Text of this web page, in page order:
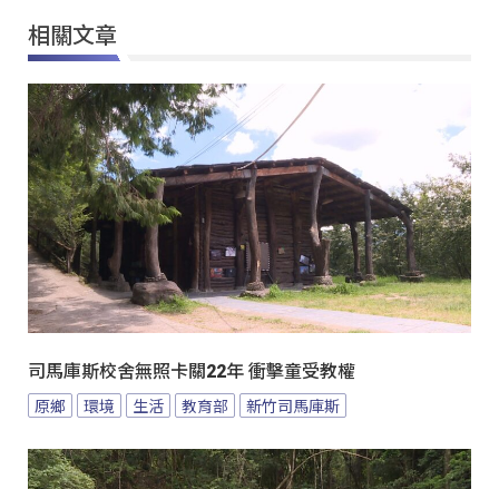
相關文章
司馬庫斯校舍無照卡關22年 衝擊童受教權
原鄉 環境 生活 教育部 新竹司馬庫斯